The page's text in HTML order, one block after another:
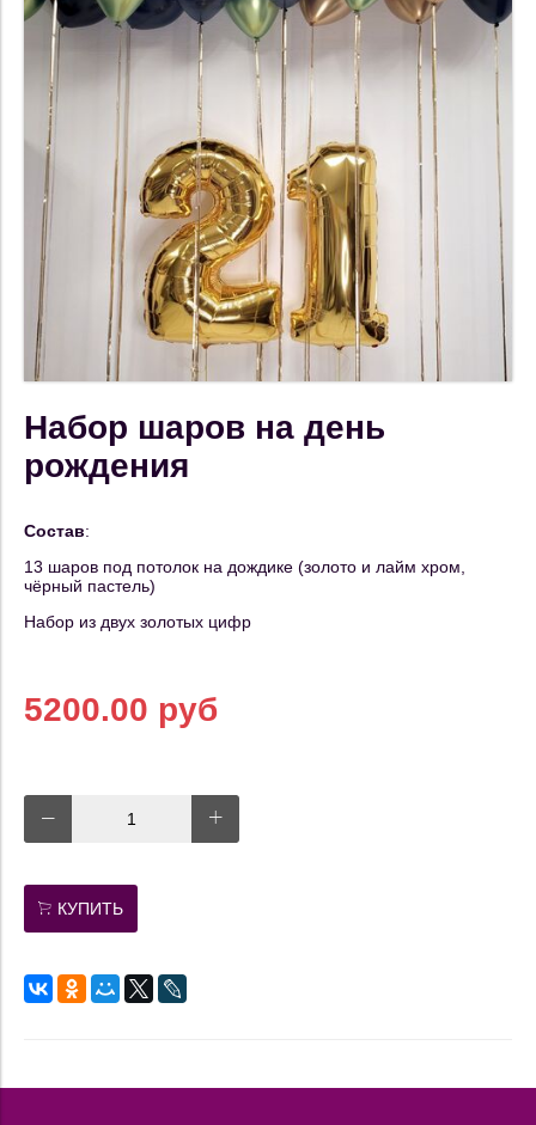
Набор шаров на день
рождения
Состав:
13 шаров под потолок на дождике (золото и лайм хром,
чёрный пастель)
Набор из двух золотых цифр
5200.00 руб
КУПИТЬ